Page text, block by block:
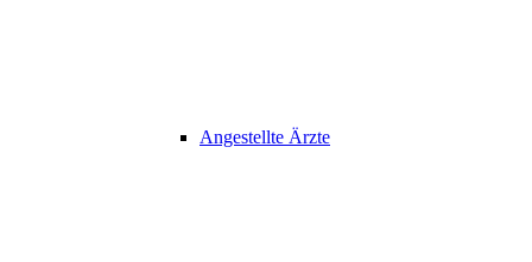
Angestellte Ärzte